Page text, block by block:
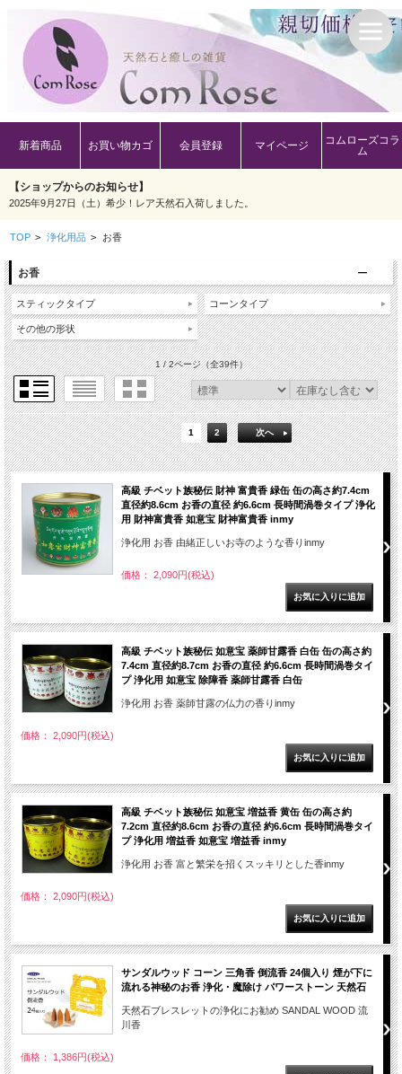
新着商品 お買い物カゴ 会員登録 マイページ
コムローズコラ
ム
【ショップからのお知らせ】
2025年9月27日（土）希少！レア天然石入荷しました。
TOP > 浄化用品 > お香
お香
スティックタイプ
その他の形状
コーンタイプ
1 / 2ページ（全39件）
1 2 次へ
高級 チベット族秘伝 財神 富貴香 緑缶 缶の高さ約7.4cm
直径約8.6cm お香の直径 約6.6cm 長時間渦巻タイプ 浄化
用 財神富貴香 如意宝 財神富貴香 inmy
浄化用 お香 由緒正しいお寺のような香りinmy
価格： 2,090円(税込)
高級 チベット族秘伝 如意宝 薬師甘露香 白缶 缶の高さ約
7.4cm 直径約8.7cm お香の直径 約6.6cm 長時間渦巻タイ
プ 浄化用 如意宝 除障香 薬師甘露香 白缶
浄化用 お香 薬師甘露の仏力の香りinmy
価格： 2,090円(税込)
高級 チベット族秘伝 如意宝 増益香 黄缶 缶の高さ約
7.2cm 直径約8.6cm お香の直径 約6.6cm 長時間渦巻タイ
プ 浄化用 増益香 如意宝 増益香 inmy
浄化用 お香 富と繁栄を招くスッキリとした香inmy
価格： 2,090円(税込)
サンダルウッド コーン 三角香 倒流香 24個入り 煙が下に
流れる神秘のお香 浄化・魔除け パワーストーン 天然石
天然石ブレスレットの浄化にお勧め SANDAL WOOD 流
川香
価格： 1,386円(税込)